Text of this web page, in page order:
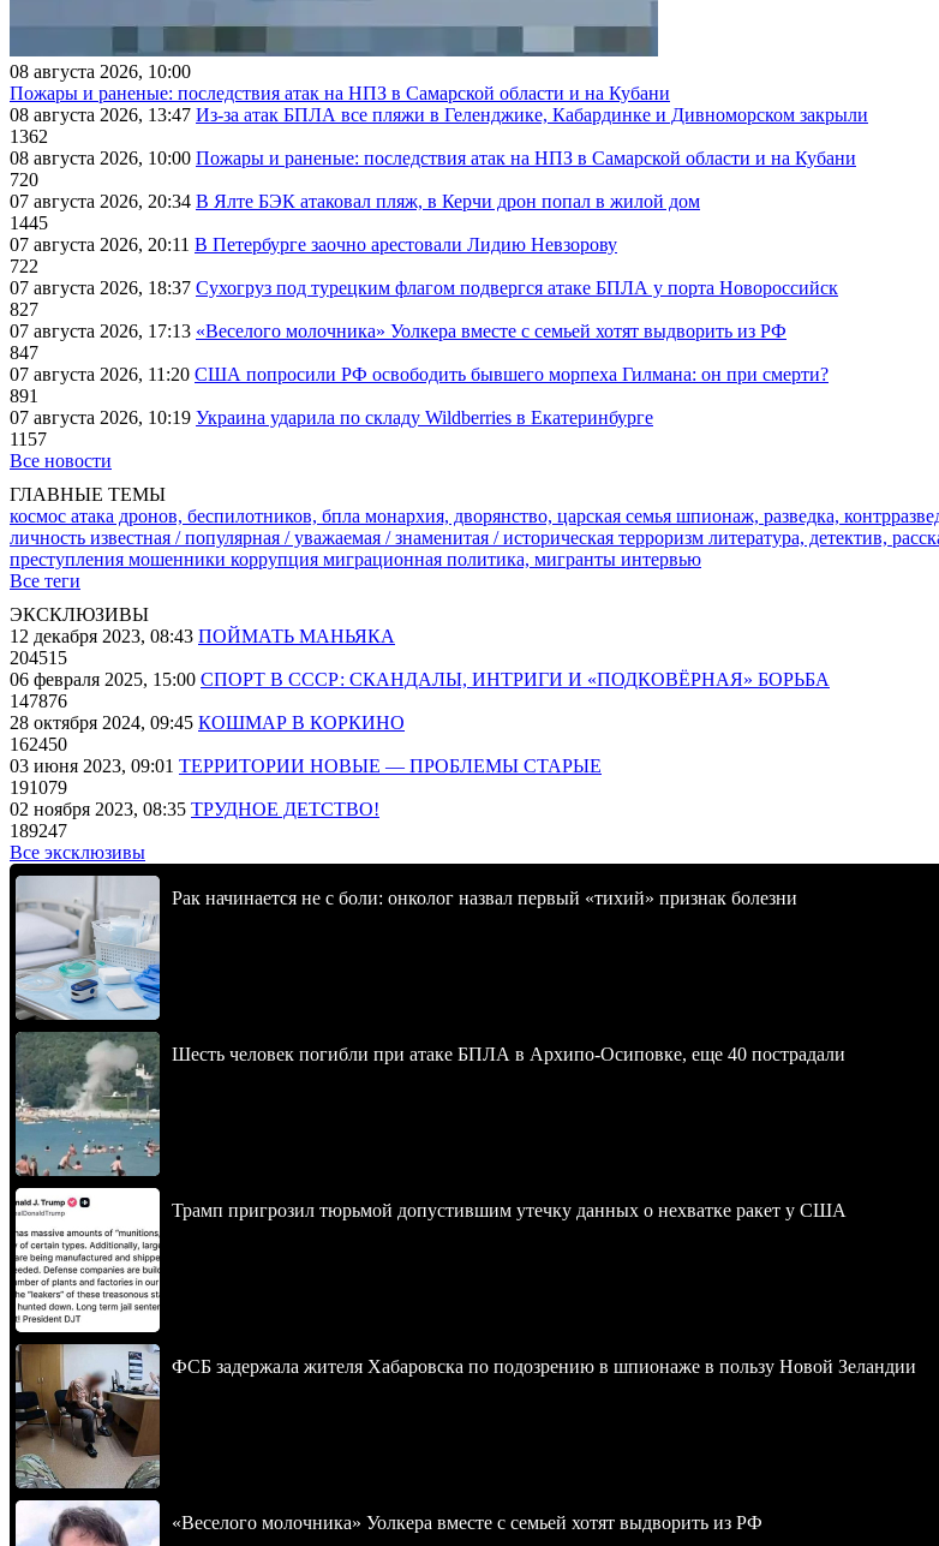
08 августа 2026, 10:00
Пожары и раненые: последствия атак на НПЗ в Самарской области и на Кубани
08 августа 2026, 13:47 Из-за атак БПЛА все пляжи в Геленджике, Кабардинке и Дивноморском закрыли
1362
08 августа 2026, 10:00 Пожары и раненые: последствия атак на НПЗ в Самарской области и на Кубани
720
07 августа 2026, 20:34 В Ялте БЭК атаковал пляж, в Керчи дрон попал в жилой дом
1445
07 августа 2026, 20:11 В Петербурге заочно арестовали Лидию Невзорову
722
07 августа 2026, 18:37 Сухогруз под турецким флагом подвергся атаке БПЛА у порта Новороссийск
827
07 августа 2026, 17:13 «Веселого молочника» Уолкера вместе с семьей хотят выдворить из РФ
847
07 августа 2026, 11:20 США попросили РФ освободить бывшего морпеха Гилмана: он при смерти?
891
07 августа 2026, 10:19 Украина ударила по складу Wildberries в Екатеринбурге
1157
Все новости
ГЛАВНЫЕ ТЕМЫ
космос атака дронов, беспилотников, бпла монархия, дворянство, царская семья шпионаж, разведка,
личность известная / популярная / уважаемая / знаменитая / историческая терроризм литература, детектив,
преступления мошенники коррупция миграционная политика, мигранты интервью
Все теги
ЭКСКЛЮЗИВЫ
12 декабря 2023, 08:43 ПОЙМАТЬ МАНЬЯКА
204515
06 февраля 2025, 15:00 СПОРТ В СССР: СКАНДАЛЫ, ИНТРИГИ И «ПОДКОВЁРНАЯ» БОРЬБА
147876
28 октября 2024, 09:45 КОШМАР В КОРКИНО
162450
03 июня 2023, 09:01 ТЕРРИТОРИИ НОВЫЕ — ПРОБЛЕМЫ СТАРЫЕ
191079
02 ноября 2023, 08:35 ТРУДНОЕ ДЕТСТВО!
189247
Все эксклюзивы
Рак начинается не с боли: онколог назвал первый «тихий» признак болезни
Шесть человек погибли при атаке БПЛА в Архипо-Осиповке, еще 40 пострадали
Трамп пригрозил тюрьмой допустившим утечку данных о нехватке ракет у США
ФСБ задержала жителя Хабаровска по подозрению в шпионаже в пользу Новой Зеландии
«Веселого молочника» Уолкера вместе с семьей хотят выдворить из РФ